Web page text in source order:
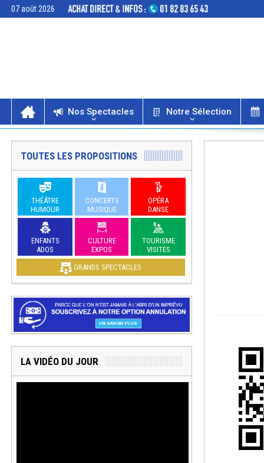
07 août 2026
Nos Spectacles Notre Sélection
TOUTES LES PROPOSITIONS
THÉÂTRE
HUMOUR
CONCERTS
MUSIQUE
OPÉRA
DANSE
ENFANTS
ADOS
CULTURE
EXPOS
TOURISME
VISITES
GRANDS SPECTACLES
LA VIDÉO DU JOUR